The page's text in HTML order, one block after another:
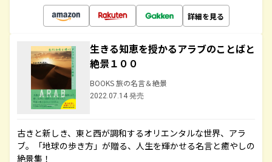
詳細を見る
生きる知恵を授かるアラブのことばと
絶景１００
BOOKS 旅の名言＆絶景
2022.07.14 発売
古きと新しき、東と西が調和するオリエンタルな世界、アラ
ブ。「地球の歩き方」が贈る、人生を輝かせる名言と癒やしの
絶景集！